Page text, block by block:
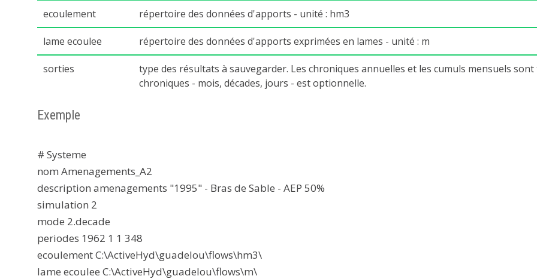
ecoulement répertoire des données d'apports - unité : hm3
lame ecoulee répertoire des données d'apports exprimées en lames - unité : m
sorties
type des résultats à sauvegarder. Les chroniques annuelles et les cumuls mensuels
chroniques - mois, décades, jours - est optionnelle.
Exemple
# Systeme
nom Amenagements_A2
description amenagements "1995" - Bras de Sable - AEP 50%
simulation 2
mode 2.decade
periodes 1962 1 1 348
ecoulement C:\ActiveHyd\guadelou\flows\hm3\
lame ecoulee C:\ActiveHyd\guadelou\flows\m\